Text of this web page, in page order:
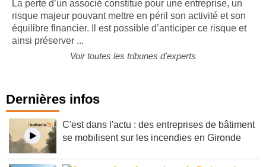
La perte d’un associé constitue pour une entreprise, un
risque majeur pouvant mettre en péril son activité et son
équilibre financier. Il est possible d’anticiper ce risque et
Dernières infos
C'est dans l'actu : des entreprises de bâtiment